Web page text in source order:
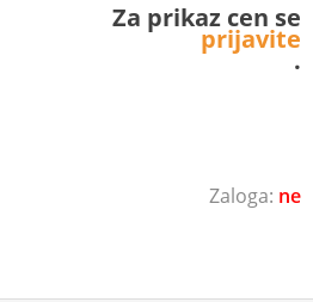
ne
Za prikaz cen se
prijavite
.